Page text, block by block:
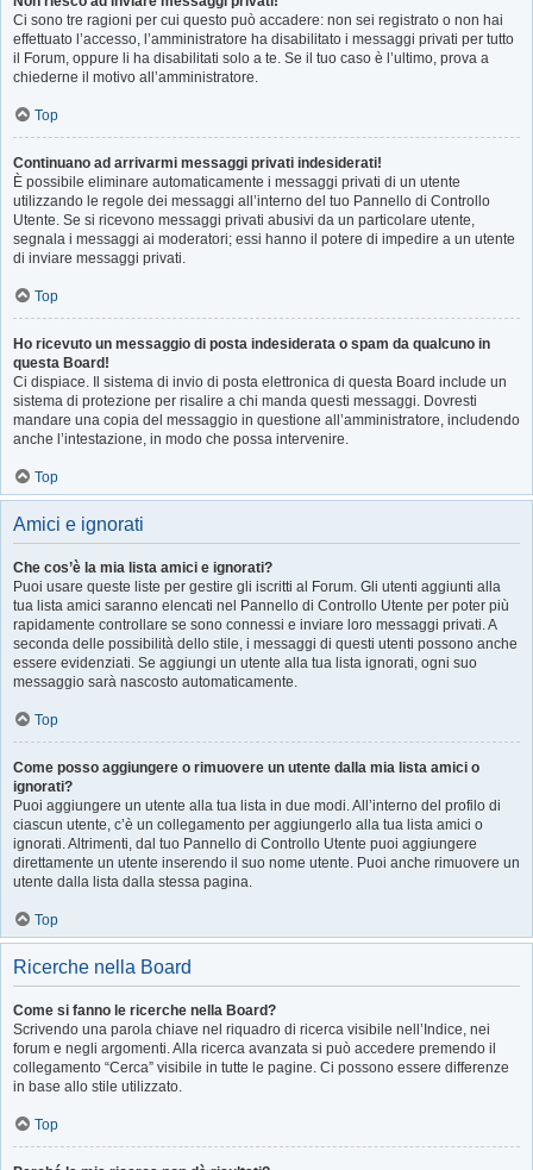
Ci sono tre ragioni per cui questo può accadere: non sei registrato o non hai
effettuato l’accesso, l’amministratore ha disabilitato i messaggi privati per tutto
il Forum, oppure li ha disabilitati solo a te. Se il tuo caso è l’ultimo, prova a
chiederne il motivo all’amministratore.
Top
Continuano ad arrivarmi messaggi privati indesiderati!
È possibile eliminare automaticamente i messaggi privati ​​di un utente
utilizzando le regole dei messaggi all’interno del tuo Pannello di Controllo
Utente. Se si ricevono messaggi privati ​​abusivi da un particolare utente,
segnala i messaggi ai moderatori; essi hanno il potere di impedire a un utente
di inviare messaggi privati​​.
Top
Ho ricevuto un messaggio di posta indesiderata o spam da qualcuno in
questa Board!
Ci dispiace. Il sistema di invio di posta elettronica di questa Board include un
sistema di protezione per risalire a chi manda questi messaggi. Dovresti
mandare una copia del messaggio in questione all’amministratore, includendo
anche l’intestazione, in modo che possa intervenire.
Top
Amici e ignorati
Che cos’è la mia lista amici e ignorati?
Puoi usare queste liste per gestire gli iscritti al Forum. Gli utenti aggiunti alla
tua lista amici saranno elencati nel Pannello di Controllo Utente per poter più
rapidamente controllare se sono connessi e inviare loro messaggi privati. A
seconda delle possibilità dello stile, i messaggi di questi utenti possono anche
essere evidenziati. Se aggiungi un utente alla tua lista ignorati, ogni suo
messaggio sarà nascosto automaticamente.
Top
Come posso aggiungere o rimuovere un utente dalla mia lista amici o
ignorati?
Puoi aggiungere un utente alla tua lista in due modi. All’interno del profilo di
ciascun utente, c’è un collegamento per aggiungerlo alla tua lista amici o
ignorati. Altrimenti, dal tuo Pannello di Controllo Utente puoi aggiungere
direttamente un utente inserendo il suo nome utente. Puoi anche rimuovere un
utente dalla lista dalla stessa pagina.
Top
Ricerche nella Board
Come si fanno le ricerche nella Board?
Scrivendo una parola chiave nel riquadro di ricerca visibile nell’Indice, nei
forum e negli argomenti. Alla ricerca avanzata si può accedere premendo il
collegamento “Cerca” visibile in tutte le pagine. Ci possono essere differenze
in base allo stile utilizzato.
Top